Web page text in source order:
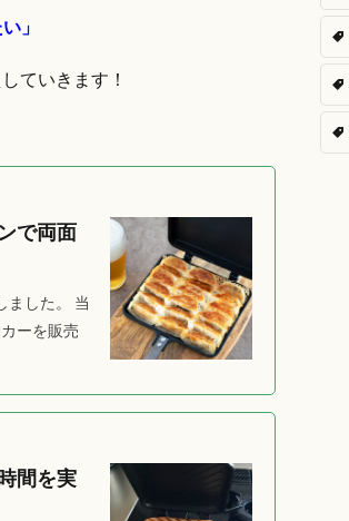
」
ていきます！
で両面
ました。 当
ーを販売
間を実